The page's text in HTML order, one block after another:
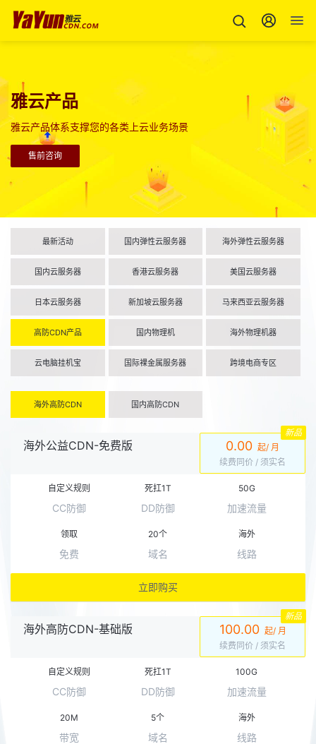
雅云产品
雅云产品体系支撑您的各类上云业务场景
售前咨询
最新活动 国内弹性云服务器 海外弹性云服务器
国内云服务器 香港云服务器 美国云服务器
日本云服务器 新加坡云服务器 马来西亚云服务器
高防CDN产品 国内物理机 海外物理机器
云电脑挂机宝 国际裸金属服务器 跨境电商专区
海外高防CDN 国内高防CDN
海外公益CDN-免费版
自定义规则
CC防御
死扛1T
DD防御
50G
加速流量
领取
免费
20个
域名
海外
线路
0.00 起/ 月
续费同价 / 须实名
新品
立即购买
海外高防CDN-基础版
自定义规则
CC防御
死扛1T
DD防御
100G
加速流量
20M
带宽
5个
域名
海外
线路
100.00 起/ 月
续费同价 / 须实名
新品